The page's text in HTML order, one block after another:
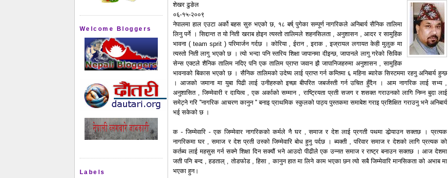
Welcome Bloggers
Labels
शेखर ढुङेल
०६-१५-२००९
नेपालमा हाल एउटा अर्को बहस सुरु भएको छ, १८ बर्ष् पुगेका सम्पूर्ण नागरिकले अनिबार्य सैनिक तालिमा
लिनु पर्ने । सिद्दान्त त यो निती खराब होइन त्यस्तो तालिमले शहनसिलता , अनुशासन , आदर र सामुहिक
भावना ( team sprit ) परिमार्जन गर्दछ । कोरिया , ईरान , इराक , इज्रायल लगायत केही मुलुक मा
त्यस्तो निती लागु भएको छ । त्यो भन्दा पनि स्तरिय शिक्षा जापानमा दीइन्छ, जापानले लागु गरेको सिविक
सेन्स एक्टले शैनिक तालिम नदिए पनि एक तालिम प्राप्त जवान झै जापानिजहरुमा अनुशासन , सामुहिक
भावनाको बिकास भएको छ । सैनिक तालिमको उदेष्य लाई प्राप्त गर्न कम्तिमा ६ महिना ब्यारेक सिस्टममा रहनु अनिबार्य हुन्छ
। आजको जमाना मा युबा पिढी लाई उनीहरुको इच्छा बीपरित जबर्जस्ती गर्न उचित हुँदैन । आम नागरिक लाई सभ्य ,
अनुशासित , जिम्मेवारी र दायित्व , एक अर्काको सम्मान , राष्ट्रियता प्रती सजग र शसक्त गराउनको लागि निम्न बुदा लाई
समेट्ने गरि ''नागरिक आचरण कानुन '' बनाइ प्राथमिक स्कुलको पाठ्य पुस्तकमा समाबेश गराइ प्रशिक्षित गराउनु भने अनिबार्य
भई सकेको छ ।
क - जिम्मेवारि - एक जिम्मेवार नागरिकको कर्मले नै घर , समाज र देश लाई प्रगती पथमा डोर्‍याउन सक्तछ । प्रत्यक
नागरिकमा घर , समाज र देश प्रती उस्को जिम्मेवारि बोध हुनु पर्दछ । ब्यक्ती , परिवार समाज र देशको लागि प्रत्यक को
कर्तब्य लाई महसुस गर्न सक्ने शिक्षा दिन सक्यौं भने आउदो पीढीले एक उन्नत समाज र राष्ट्र बनाउन सक्तछ । आज देशमा
जती पनि बन्द , हडताल् , तोडफोड , हिसा , कानुन हात मा लिने काम भएका छन त्यो सबै जिम्मेवारि मानसिकता को अभाब मा
भएका हुन।